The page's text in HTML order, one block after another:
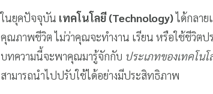
ในยุคปัจจุบัน เทคโนโลยี (Technology)ได้กลา
คุณภาพชีวิต ไม่ว่าคุณจะทำงาน เรียน หรือใช้ชีวิตป
บทความนี้จะพาคุณมารู้จักกับ ประเภทของเทคโนโ
สามารถนำไปปรับใช้ได้อย่างมีประสิทธิภาพ